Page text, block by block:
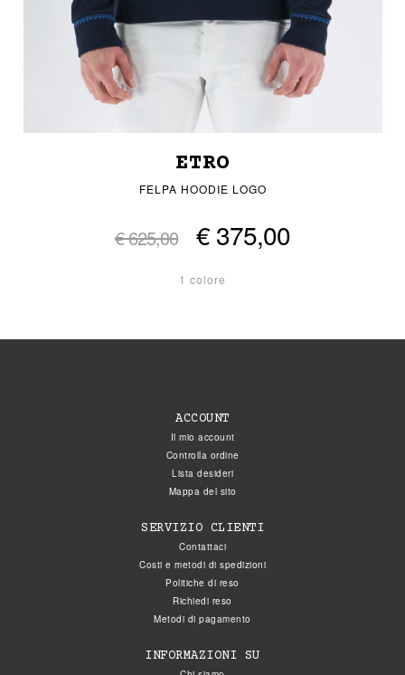
ETRO
FELPA HOODIE LOGO
€ 625,00 € 375,00
1 colore
ACCOUNT
Il mio account
Controlla ordine
Lista desideri
Mappa del sito
SERVIZIO CLIENTI
Contattaci
Costi e metodi di spedizioni
Politiche di reso
Richiedi reso
Metodi di pagamento
INFORMAZIONI SU